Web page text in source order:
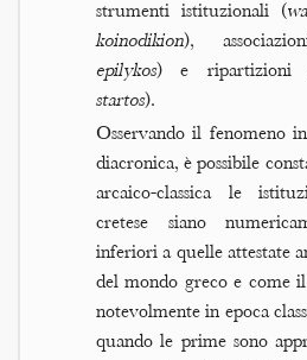
strumenti istituzionali (
koinodikion),
epilykos) e ripartizioni
startos).
Osservando il fenomeno
diacronica, è possibile
arcaico-classica le
cretese siano
inferiori a quelle attestate
del mondo greco e come
notevolmente in epoca
quando le prime sono